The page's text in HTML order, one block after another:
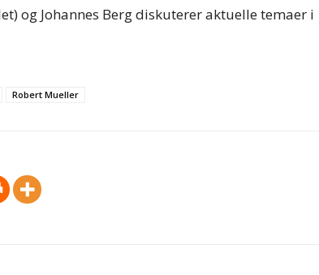
og Johannes Berg diskuterer aktuelle temaer i
Robert Mueller